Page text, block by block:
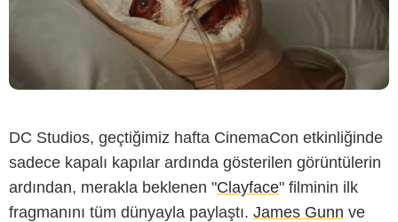
DC Studios, geçtiğimiz hafta CinemaCon etkinliğinde
sadece kapalı kapılar ardında gösterilen görüntülerin
ardından, merakla beklenen "Clayface" filminin ilk
fragmanını tüm dünyayla paylaştı. James Gunn ve